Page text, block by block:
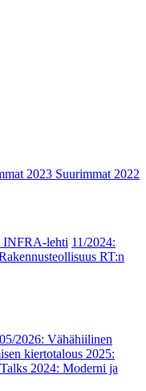
2023 Suurimmat 2022
INFRA-lehti 11/2024:
RT:n
05/2026: Vähähiilinen
kiertotalous 2025:
2024: Moderni ja